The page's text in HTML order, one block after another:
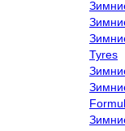
Tyres